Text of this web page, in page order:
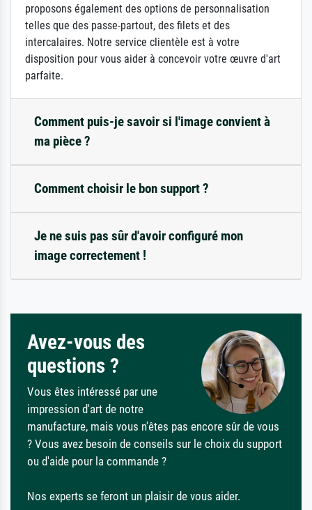
proposons également des options de personnalisation
telles que des passe-partout, des filets et des
intercalaires. Notre service clientèle est à votre
disposition pour vous aider à concevoir votre œuvre d'art
parfaite.
Comment puis-je savoir si l'image convient à
ma pièce ?
Comment choisir le bon support ?
Je ne suis pas sûr d'avoir configuré mon
image correctement !
Avez-vous des
questions ?
Vous êtes intéressé par une
impression d'art de notre
manufacture, mais vous n'êtes pas encore sûr de vous
? Vous avez besoin de conseils sur le choix du support
ou d'aide pour la commande ?
Nos experts se feront un plaisir de vous aider.